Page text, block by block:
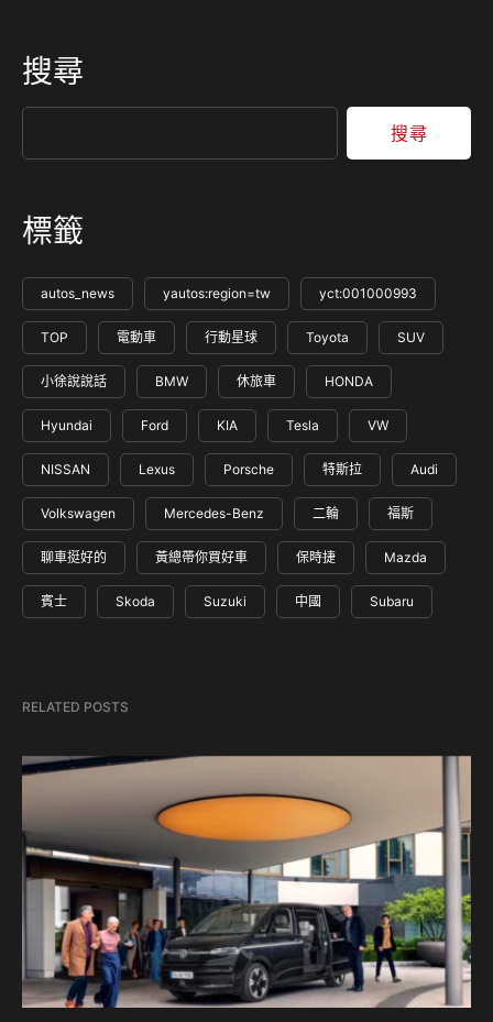
搜尋
搜尋
標籤
autos_news yautos:region=tw yct:001000993
TOP 電動車 行動星球 Toyota SUV
小徐說說話 BMW 休旅車 HONDA
Hyundai Ford KIA Tesla VW
NISSAN Lexus Porsche 特斯拉 Audi
Volkswagen Mercedes-Benz 二輪 福斯
聊車挺好的 黃總帶你買好車 保時捷 Mazda
賓士 Skoda Suzuki 中國 Subaru
RELATED POSTS